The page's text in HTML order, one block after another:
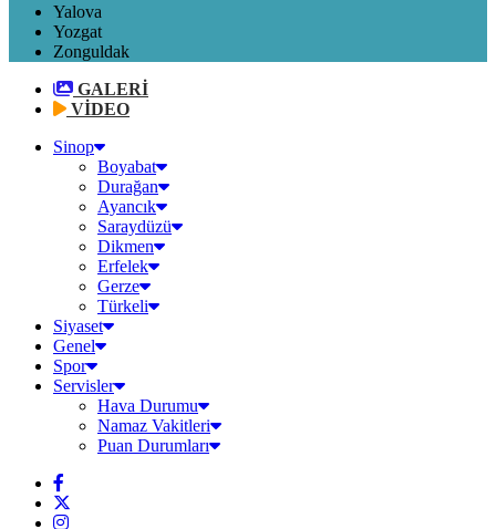
Yalova
Yozgat
Zonguldak
GALERİ
VİDEO
Sinop
Boyabat
Durağan
Ayancık
Saraydüzü
Dikmen
Erfelek
Gerze
Türkeli
Siyaset
Genel
Spor
Servisler
Hava Durumu
Namaz Vakitleri
Puan Durumları